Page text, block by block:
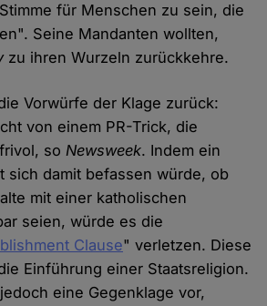
für Menschen zu sein, die
Seine Mandanten wollten,
zu ihren Wurzeln zurückkehre.
Vorwürfe der Klage zurück:
von einem PR-Trick, die
soNewsweek. Indem ein
sich damit befassen würde, ob
mit einer katholischen
seien, würde es die
Clause" verletzen. Diese
Einführung einer Staatsreligion.
eine Gegenklage vor,